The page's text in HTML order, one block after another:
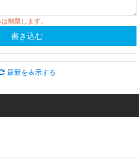
制限します。
書き込む
最新を表示する